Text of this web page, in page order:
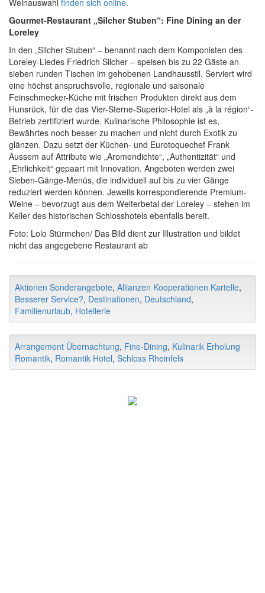
Gourmet-Restaurant „Silcher Stuben“: Fine Dining an der
Loreley
In den „Silcher Stuben“ – benannt nach dem Komponisten des
Loreley-Liedes Friedrich Silcher – speisen bis zu 22 Gäste an
sieben runden Tischen im gehobenen Landhausstil. Serviert wird
eine höchst anspruchsvolle, regionale und saisonale
Feinschmecker-Küche mit frischen Produkten direkt aus dem
Hunsrück, für die das Vier-Sterne-Superior-Hotel als „à la région“-
Betrieb zertifiziert wurde. Kulinarische Philosophie ist es,
Bewährtes noch besser zu machen und nicht durch Exotik zu
glänzen. Dazu setzt der Küchen- und Eurotoquechef Frank
Aussem auf Attribute wie „Aromendichte“, „Authentizität“ und
„Ehrlichkeit“ gepaart mit Innovation. Angeboten werden zwei
Sieben-Gänge-Menüs, die individuell auf bis zu vier Gänge
reduziert werden können. Jeweils korrespondierende Premium-
Weine – bevorzugt aus dem Welterbetal der Loreley – stehen im
Keller des historischen Schlosshotels ebenfalls bereit.
Foto: Lolo Stürmchen/ Das Bild dient zur Illustration und bildet
nicht das angegebene Restaurant ab
Aktionen Sonderangebote, Allianzen Kooperationen Kartelle,
Besserer Service?, Destinationen, Deutschland,
Familienurlaub, Hotellerie
Arrangement Übernachtung, Fine-Dining, Kulinarik Erholung
Romantik, Romantik Hotel, Schloss Rheinfels